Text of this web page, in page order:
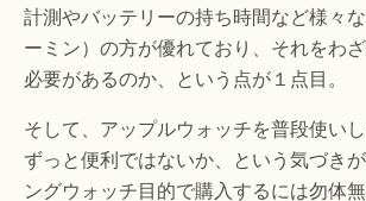
計測やバッテリーの持ち時間など様々
ーミン）の方が優れており、それをわ
必要があるのか、という点が１点目。
そして、アップルウォッチを普段使い
ずっと便利ではないか、という気づき
ングウォッチ目的で購入するには勿体